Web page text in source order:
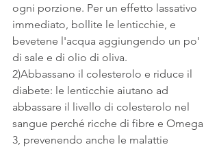
ogni porzione. Per un effetto lassativo
immediato, bollite le lenticchie, e
bevetene l'acqua aggiungendo un po'
di sale e di olio di oliva.
2)Abbassano il colesterolo e riduce il
diabete: le lenticchie aiutano ad
abbassare il livello di colesterolo nel
sangue perché ricche di fibre e Omega
3, prevenendo anche le malattie